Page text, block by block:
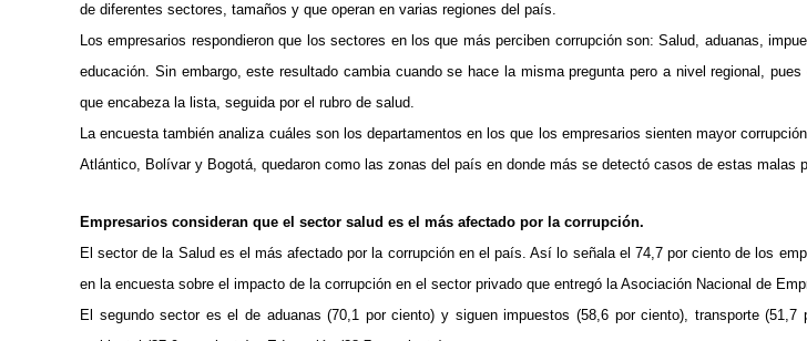
de diferentes sectores, tamaños y que operan en varias regiones del país.
Los empresarios respondieron que los sectores en los que más perciben corrupción son: Salud, aduanas,
educación. Sin embargo, este resultado cambia cuando se hace la misma pregunta pero a nivel regional,
que encabeza la lista, seguida por el rubro de salud.
La encuesta también analiza cuáles son los departamentos en los que los empresarios sienten mayor
Atlántico, Bolívar y Bogotá, quedaron como las zonas del país en donde más se detectó casos de estas malas
Empresarios consideran que el sector salud es el más afectado por la corrupción.
El sector de la Salud es el más afectado por la corrupción en el país. Así lo señala el 74,7 por ciento de los
en la encuesta sobre el impacto de la corrupción en el sector privado que entregó la Asociación Nacional de
El segundo sector es el de aduanas (70,1 por ciento) y siguen impuestos (58,6 por ciento), transporte (51,7